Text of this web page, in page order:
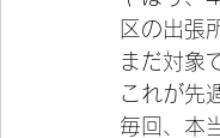
区の出張
まだ対象
これが先
毎回、本